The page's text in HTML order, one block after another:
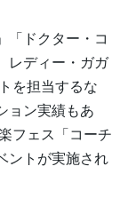
「ドクター・コ
レディー・ガガ
を担当するな
ョン実績もあ
フェス「コーチ
ントが実施され